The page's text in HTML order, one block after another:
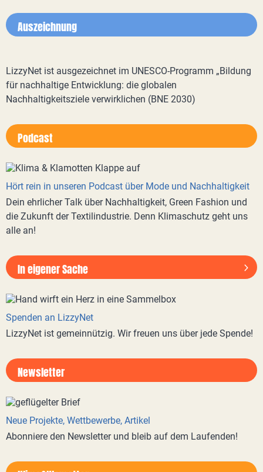
Auszeichnung
LizzyNet ist ausgezeichnet im UNESCO-Programm „Bildung
für nachhaltige Entwicklung: die globalen
Nachhaltigkeitsziele verwirklichen (BNE 2030)
Podcast
Hört rein in unseren Podcast über Mode und Nachhaltigkeit
Dein ehrlicher Talk über Nachhaltigkeit, Green Fashion und
die Zukunft der Textilindustrie. Denn Klimaschutz geht uns
alle an!
In eigener Sache
Spenden an LizzyNet
LizzyNet ist gemeinnützig. Wir freuen uns über jede Spende!
Newsletter
Neue Projekte, Wettbewerbe, Artikel
Abonniere den Newsletter und bleib auf dem Laufenden!